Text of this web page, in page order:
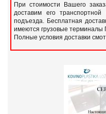
При стоимости Вашего
доставим его
подъезда. Бесплатная
имеются грузовые терминалы
Полные условия доставки